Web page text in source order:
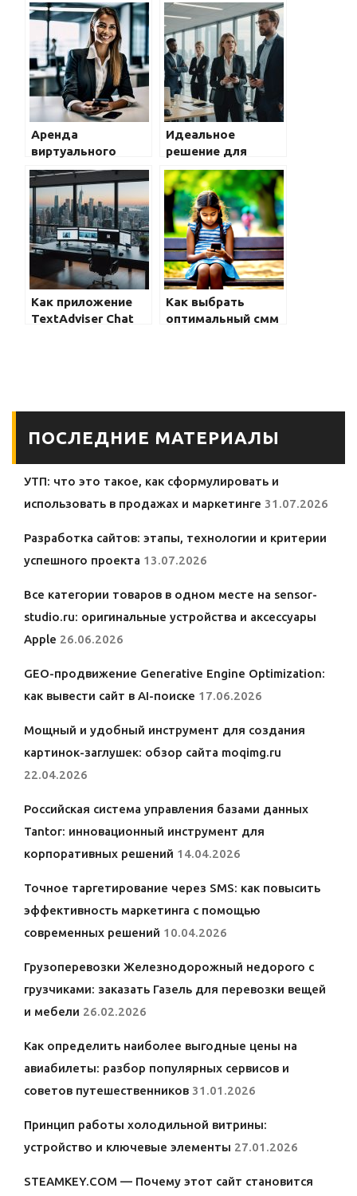
Аренда
виртуального
номера телефона
для СМС на час,
месяц —
HotTelecom
Идеальное
решение для
бизнеса: FMC
мобильные
сотрудники с IP-
телефонией
Как приложение
TextAdviser Chat
Как выбрать
оптимальный смм
ПОСЛЕДНИЕ МАТЕРИАЛЫ
УТП: что это такое, как сформулировать и
использовать в продажах и маркетинге 31.07.2026
Разработка сайтов: этапы, технологии и критерии
успешного проекта 13.07.2026
Все категории товаров в одном месте на sensor-
studio.ru: оригинальные устройства и аксессуары
Apple 26.06.2026
GEO-продвижение Generative Engine Optimization:
как вывести сайт в AI-поиске 17.06.2026
Мощный и удобный инструмент для создания
картинок-заглушек: обзор сайта moqimg.ru
22.04.2026
Российская система управления базами данных
Tantor: инновационный инструмент для
корпоративных решений 14.04.2026
Точное таргетирование через SMS: как повысить
эффективность маркетинга с помощью
современных решений 10.04.2026
Грузоперевозки Железнодорожный недорого с
грузчиками: заказать Газель для перевозки вещей
и мебели 26.02.2026
Как определить наиболее выгодные цены на
авиабилеты: разбор популярных сервисов и
советов путешественников 31.01.2026
Принцип работы холодильной витрины:
устройство и ключевые элементы 27.01.2026
STEAMKEY.COM — Почему этот сайт становится